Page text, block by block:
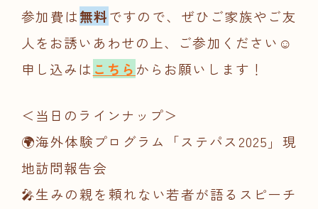
参加費は無料ですので、ぜひご家族やご友
人をお誘いあわせの上、ご参加ください☺️
申し込みは こちら からお願いします！
＜当日のラインナップ＞
🌍海外体験プログラム「ステパス2025」現
地訪問報告会
🎤生みの親を頼れない若者が語るスピーチ